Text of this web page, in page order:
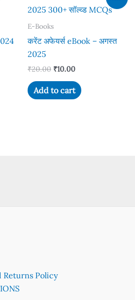
E-Books
करेंट अफेयर्स eBook – अगस्त
2025
₹20.00 Original
was:
₹20.00.
₹10.00Current
is:
₹10.00.
Add to cart
Returns Policy